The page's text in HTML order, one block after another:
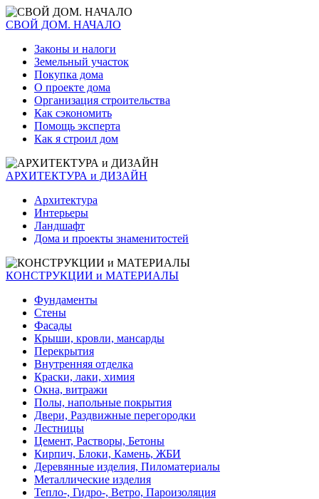
СВОЙ ДОМ. НАЧАЛО
Законы и налоги
Земельный участок
Покупка дома
О проекте дома
Организация строительства
Как сэкономить
Помощь эксперта
Как я строил дом
АРХИТЕКТУРА и ДИЗАЙН
Архитектура
Интерьеры
Ландшафт
Дома и проекты знаменитостей
КОНСТРУКЦИИ и МАТЕРИАЛЫ
Фундаменты
Стены
Фасады
Крыши, кровли, мансарды
Перекрытия
Внутренняя отделка
Краски, лаки, химия
Окна, витражи
Полы, напольные покрытия
Двери, Раздвижные перегородки
Лестницы
Цемент, Растворы, Бетоны
Кирпич, Блоки, Камень, ЖБИ
Деревянные изделия, Пиломатериалы
Металлические изделия
Тепло-, Гидро-, Ветро, Пароизоляция